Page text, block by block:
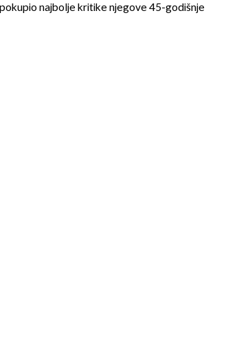
najbolje kritike njegove 45-godišnje